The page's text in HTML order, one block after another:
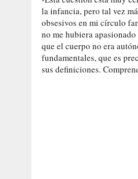
la infancia, pero tal vez
obsesivos en mi círculo
no me hubiera
que el cuerpo no era
fundamentales, que es
sus definiciones.